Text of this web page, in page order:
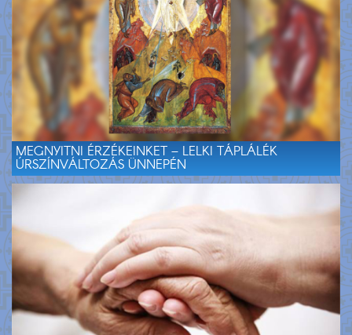
MEGNYITNI ÉRZÉKEINKET – LELKI TÁPLÁLÉK
ÚRSZÍNVÁLTOZÁS ÜNNEPÉN